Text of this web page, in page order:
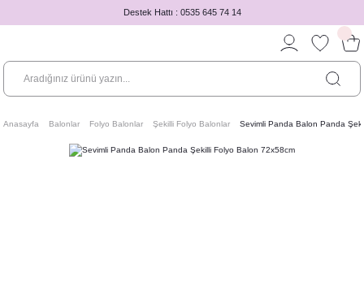
Destek Hattı : 0535 645 74 14
Anasayfa Balonlar Folyo Balonlar Şekilli Folyo Balonlar Sevimli Panda Balon Panda